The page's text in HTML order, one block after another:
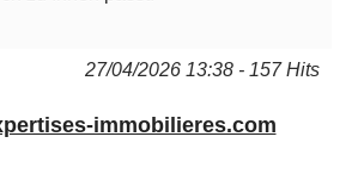
27/04/2026 13:38 - 157 Hits
immobilieres.com